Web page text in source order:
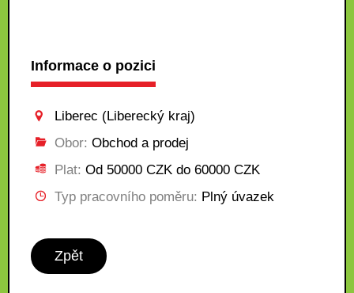
Informace o pozici
Liberec (Liberecký kraj)
Obor: Obchod a prodej
Plat: Od 50000 CZK do 60000 CZK
Typ pracovního poměru: Plný úvazek
Zpět